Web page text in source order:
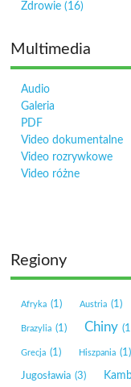
Zdrowie (16)
Multimedia
Audio
Galeria
PDF
Video dokumentalne
Video rozrywkowe
Video różne
Regiony
Afryka (1) Austria (1)
Brazylia (1) Chiny
Grecja (1) Hiszpania (1)
Jugosławia (3)